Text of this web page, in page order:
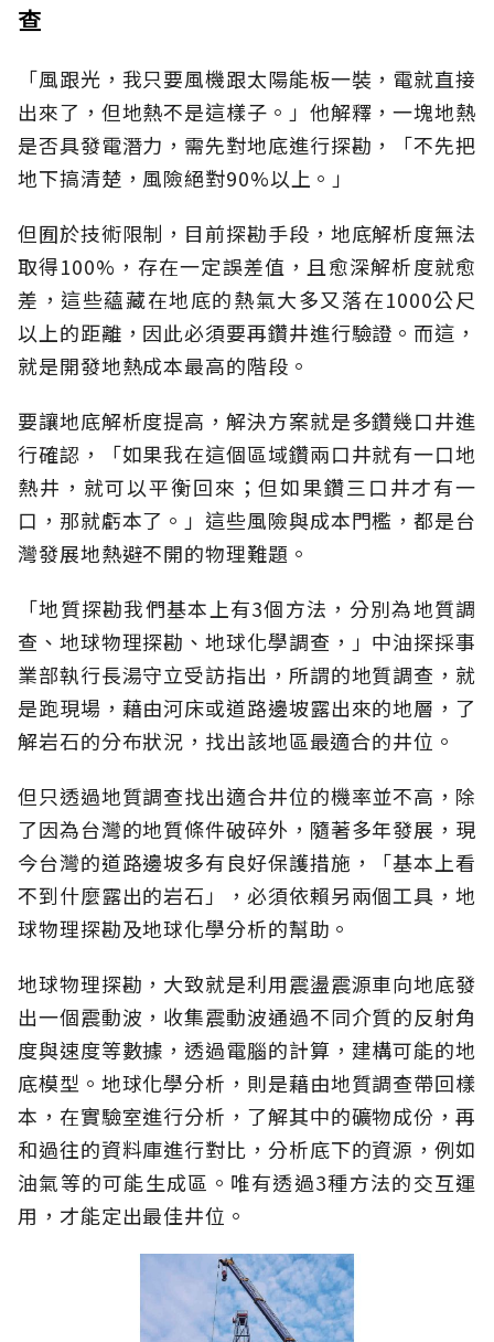
查
「風跟光，我只要風機跟太陽能板一裝，電就直接
出來了，但地熱不是這樣子。」他解釋，一塊地熱
是否具發電潛力，需先對地底進行探勘，「不先把
地下搞清楚，風險絕對90%以上。」
但囿於技術限制，目前探勘手段，地底解析度無法
取得100%，存在一定誤差值，且愈深解析度就愈
差，這些蘊藏在地底的熱氣大多又落在1000公尺
以上的距離，因此必須要再鑽井進行驗證。而這，
就是開發地熱成本最高的階段。
要讓地底解析度提高，解決方案就是多鑽幾口井進
行確認，「如果我在這個區域鑽兩口井就有一口地
熱井，就可以平衡回來；但如果鑽三口井才有一
口，那就虧本了。」這些風險與成本門檻，都是台
灣發展地熱避不開的物理難題。
「地質探勘我們基本上有3個方法，分別為地質調
查、地球物理探勘、地球化學調查，」中油探採事
業部執行長湯守立受訪指出，所謂的地質調查，就
是跑現場，藉由河床或道路邊坡露出來的地層，了
解岩石的分布狀況，找出該地區最適合的井位。
但只透過地質調查找出適合井位的機率並不高，除
了因為台灣的地質條件破碎外，隨著多年發展，現
今台灣的道路邊坡多有良好保護措施，「基本上看
不到什麼露出的岩石」，必須依賴另兩個工具，地
球物理探勘及地球化學分析的幫助。
地球物理探勘，大致就是利用震盪震源車向地底發
出一個震動波，收集震動波通過不同介質的反射角
度與速度等數據，透過電腦的計算，建構可能的地
底模型。地球化學分析，則是藉由地質調查帶回樣
本，在實驗室進行分析，了解其中的礦物成份，再
和過往的資料庫進行對比，分析底下的資源，例如
油氣等的可能生成區。唯有透過3種方法的交互運
用，才能定出最佳井位。